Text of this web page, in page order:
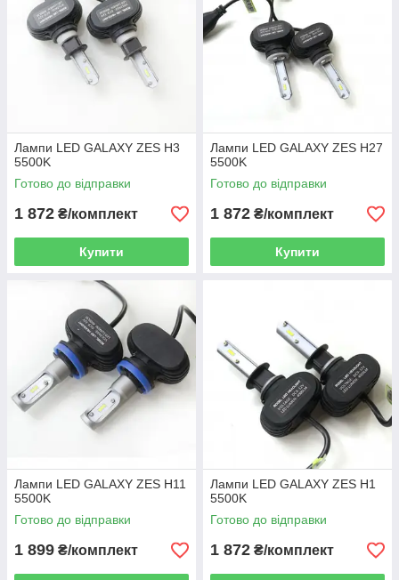
Лампи LED GALAXY ZES H3
5500K
Готово до відправки
1 872 ₴/комплект
Купити
Лампи LED GALAXY ZES H27
5500K
Готово до відправки
1 872 ₴/комплект
Купити
Лампи LED GALAXY ZES H11
5500K
Готово до відправки
1 899 ₴/комплект
Лампи LED GALAXY ZES H1
5500K
Готово до відправки
1 872 ₴/комплект